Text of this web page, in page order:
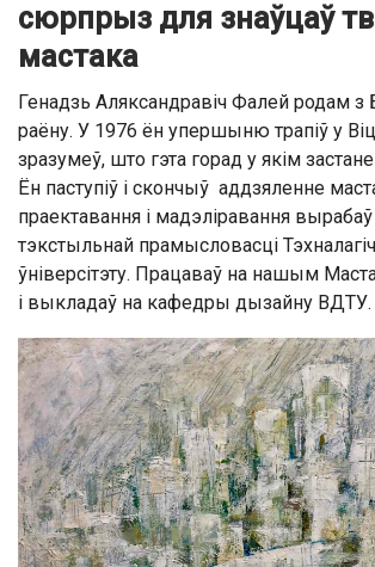
сюрпрыз для знаўцаў
мастака
Генадзь Аляксандравіч Фалей родам з
раёну. У 1976 ён упершыню трапіў у
зразумеў, што гэта горад у якім
Ён паступіў і скончыў аддзяленне
праектавання і мадэліравання вырабаў
тэкстыльнай прамысловасці
ўніверсітэту. Працаваў на нашым
і выкладаў на кафедры дызайну ВДТУ.